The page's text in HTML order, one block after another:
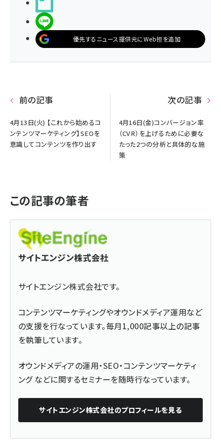
優先するニュース提供元にWeb担を追加
前の記事
4月13日(火) 【これから始めるコ
ンテンツマーケティング】SEOを
意識してコンテンツを作り出す
次の記事
4月16日(金)コンバージョン率
（CVR）を上げるために必要な
たった2つの分析と具体的な施
策
この記事の筆者
サイトエンジン株式会社
サイトエンジン株式会社です。
コンテンツマーケティングやオウンドメディア運用など
の支援を行なっています。毎月1,000記事以上の記事
を執筆しています。
オウンドメディアの運用・SEO・コンテンツマーケティ
ング などに関するセミナーを随時行なっています。
サイトエンジン株式会社のプロフィールを見る